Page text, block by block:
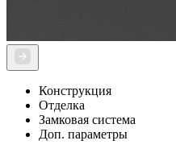
Конструкция
Отделка
Замковая система
Доп. параметры